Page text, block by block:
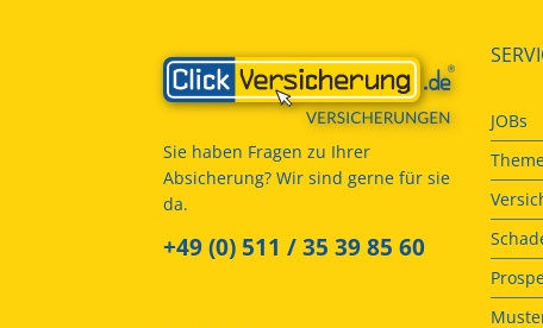
Sie haben Fragen zu Ihrer
Absicherung? Wir sind gerne für sie
da.
+49 (0) 511 / 35 39 85 60
JOBs